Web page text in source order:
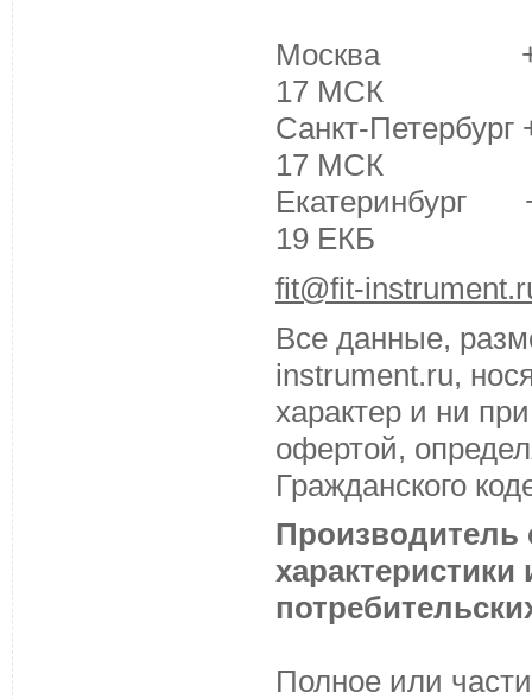
Москва +7
17 МСК
Санкт-
17 МСК
Екатеринбург
19 ЕКБ
fit@fit-
Все данные,
instrument.ru,
характер и ни
офертой,
Гражданского
Производитель
Полное или